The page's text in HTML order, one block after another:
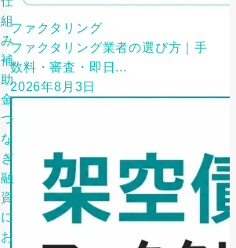
組
み
補
助
金
つ
な
ぎ
融
資
に
お
ファクタリング
ファクタリング業者の選び方｜手
数料・審査・即日...
2026年8月3日